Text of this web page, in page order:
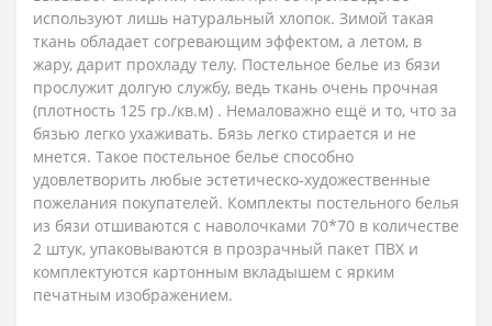
используют лишь натуральный хлопок. Зимой такая
ткань обладает согревающим эффектом, а летом, в
жару, дарит прохладу телу. Постельное белье из бязи
прослужит долгую службу, ведь ткань очень прочная
(плотность 125 гр./кв.м) . Немаловажно ещё и то, что за
бязью легко ухаживать. Бязь легко стирается и не
мнется. Такое постельное белье способно
удовлетворить любые эстетическо-художественные
пожелания покупателей. Комплекты постельного белья
из бязи отшиваются с наволочками 70*70 в количестве
2 штук, упаковываются в прозрачный пакет ПВХ и
комплектуются картонным вкладышем с ярким
печатным изображением.